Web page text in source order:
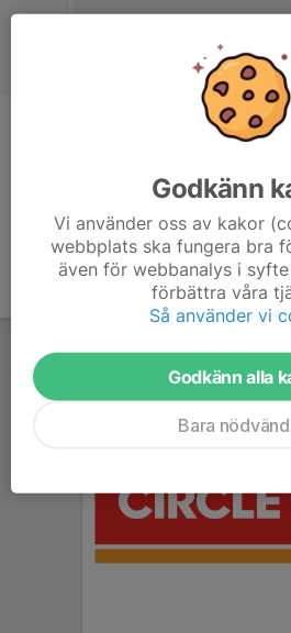
Godkänn
Vi använder oss av kakor
webbplats ska fungera bra
även för webbanalys i
förbättra våra
Så använder vi
Godkänn alla
Bara